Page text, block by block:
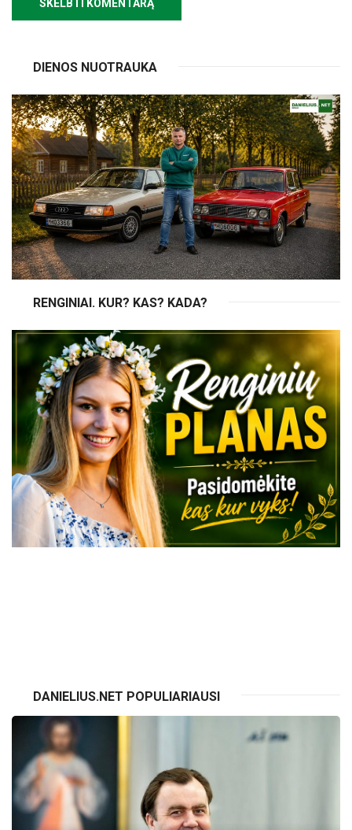
DIENOS NUOTRAUKA
RENGINIAI. KUR? KAS? KADA?
DANIELIUS.NET POPULIARIAUSI